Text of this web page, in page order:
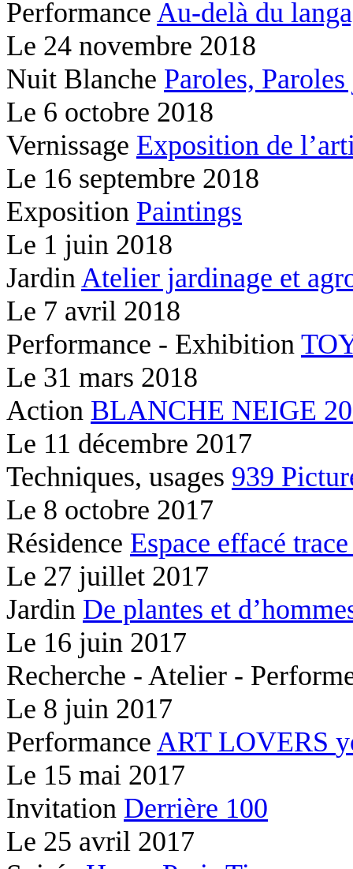
Performance Au-delà du
Le 24 novembre 2018
Nuit Blanche Paroles,
Le 6 octobre 2018
Vernissage Exposition de
Le 16 septembre 2018
Exposition Paintings
Le 1 juin 2018
JardinAtelier jardinage et
Le 7 avril 2018
Performance - Exhibition
Le 31 mars 2018
Action BLANCHE NEIGE
Le 11 décembre 2017
Techniques, usages 939
Le 8 octobre 2017
Résidence Espace effacé
Le 27 juillet 2017
Jardin De plantes et
Le 16 juin 2017
Recherche - Atelier -
Le 8 juin 2017
Performance ART LOVERS
Le 15 mai 2017
Invitation Derrière 100
Le 25 avril 2017